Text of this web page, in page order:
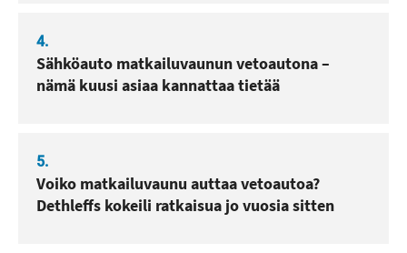
4.
Sähköauto matkailuvaunun vetoautona –
nämä kuusi asiaa kannattaa tietää
5.
Voiko matkailuvaunu auttaa vetoautoa?
Dethleffs kokeili ratkaisua jo vuosia sitten